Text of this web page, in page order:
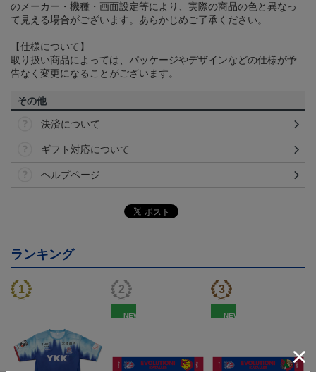
のメーカー・機種・画面設定等により、実際の商品の色と異なっ
て見える場合がございます。あらかじめご了承ください。
【仕様について】
取り扱い商品によっては、パッケージやデザインなどの仕様が予
告なく変更になることがございます。
その他
決済について
ギフト対応について
ヘルプページ
ランキング
NEW NEW